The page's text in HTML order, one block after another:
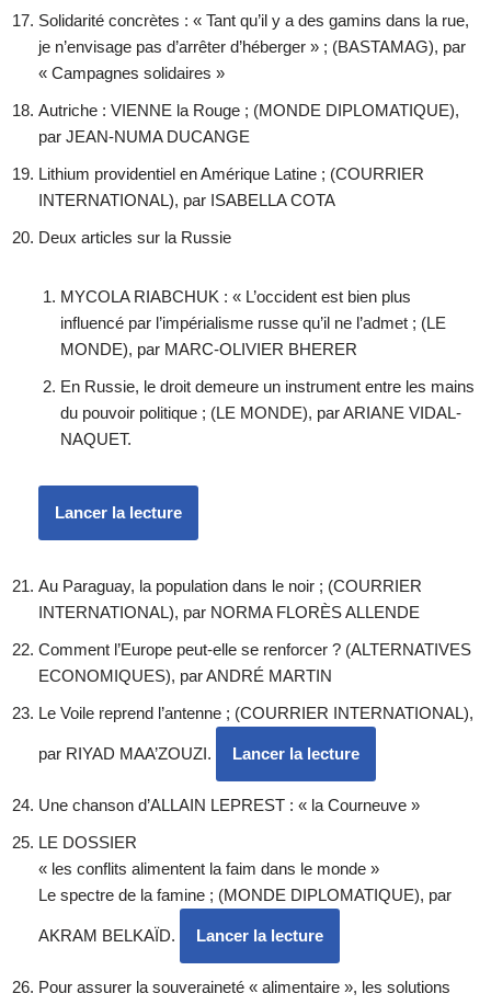
Solidarité concrètes : « Tant qu’il y a des gamins dans la rue,
je n’envisage pas d’arrêter d’héberger » ; (BASTAMAG), par
« Campagnes solidaires »
Autriche : VIENNE la Rouge ; (MONDE DIPLOMATIQUE),
par JEAN-NUMA DUCANGE
Lithium providentiel en Amérique Latine ; (COURRIER
INTERNATIONAL), par ISABELLA COTA
Deux articles sur la Russie
MYCOLA RIABCHUK : « L’occident est bien plus
influencé par l’impérialisme russe qu’il ne l’admet ; (LE
MONDE), par MARC-OLIVIER BHERER
En Russie, le droit demeure un instrument entre les mains
du pouvoir politique ; (LE MONDE), par ARIANE VIDAL-
NAQUET.
Lancer la lecture
Au Paraguay, la population dans le noir ; (COURRIER
INTERNATIONAL), par NORMA FLORÈS ALLENDE
Comment l’Europe peut-elle se renforcer ? (ALTERNATIVES
ECONOMIQUES), par ANDRÉ MARTIN
Le Voile reprend l’antenne ; (COURRIER INTERNATIONAL),
par RIYAD MAA’ZOUZI. Lancer la lecture
Une chanson d’ALLAIN LEPREST : « la Courneuve »
LE DOSSIER
« les conflits alimentent la faim dans le monde »
Le spectre de la famine ; (MONDE DIPLOMATIQUE), par
AKRAM BELKAÏD. Lancer la lecture
Pour assurer la souveraineté « alimentaire », les solutions